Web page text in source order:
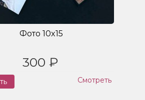
Фото 10x15
300 ₽
Смотреть